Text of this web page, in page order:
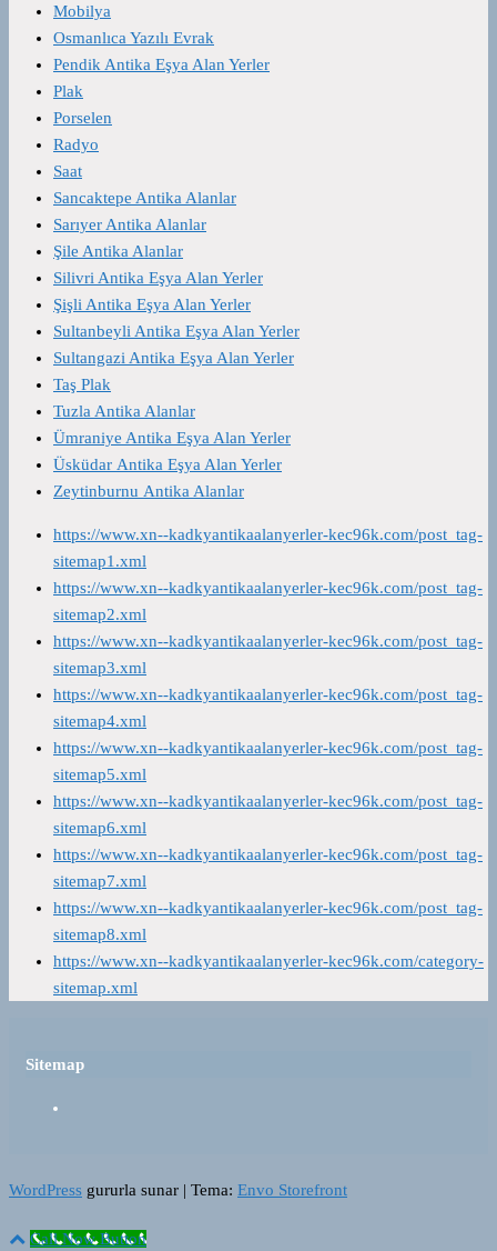
Mobilya
Osmanlıca Yazılı Evrak
Pendik Antika Eşya Alan Yerler
Plak
Porselen
Radyo
Saat
Sancaktepe Antika Alanlar
Sarıyer Antika Alanlar
Şile Antika Alanlar
Silivri Antika Eşya Alan Yerler
Şişli Antika Eşya Alan Yerler
Sultanbeyli Antika Eşya Alan Yerler
Sultangazi Antika Eşya Alan Yerler
Taş Plak
Tuzla Antika Alanlar
Ümraniye Antika Eşya Alan Yerler
Üsküdar Antika Eşya Alan Yerler
Zeytinburnu Antika Alanlar
https://www.xn--kadkyantikaalanyerler-kec96k.com/post_tag-
sitemap1.xml
https://www.xn--kadkyantikaalanyerler-kec96k.com/post_tag-
sitemap2.xml
https://www.xn--kadkyantikaalanyerler-kec96k.com/post_tag-
sitemap3.xml
https://www.xn--kadkyantikaalanyerler-kec96k.com/post_tag-
sitemap4.xml
https://www.xn--kadkyantikaalanyerler-kec96k.com/post_tag-
sitemap5.xml
https://www.xn--kadkyantikaalanyerler-kec96k.com/post_tag-
sitemap6.xml
https://www.xn--kadkyantikaalanyerler-kec96k.com/post_tag-
sitemap7.xml
https://www.xn--kadkyantikaalanyerler-kec96k.com/post_tag-
sitemap8.xml
https://www.xn--kadkyantikaalanyerler-kec96k.com/category-
sitemap.xml
Sitemap
WordPress gururla sunar | Tema: Envo Storefront
Call Now Button